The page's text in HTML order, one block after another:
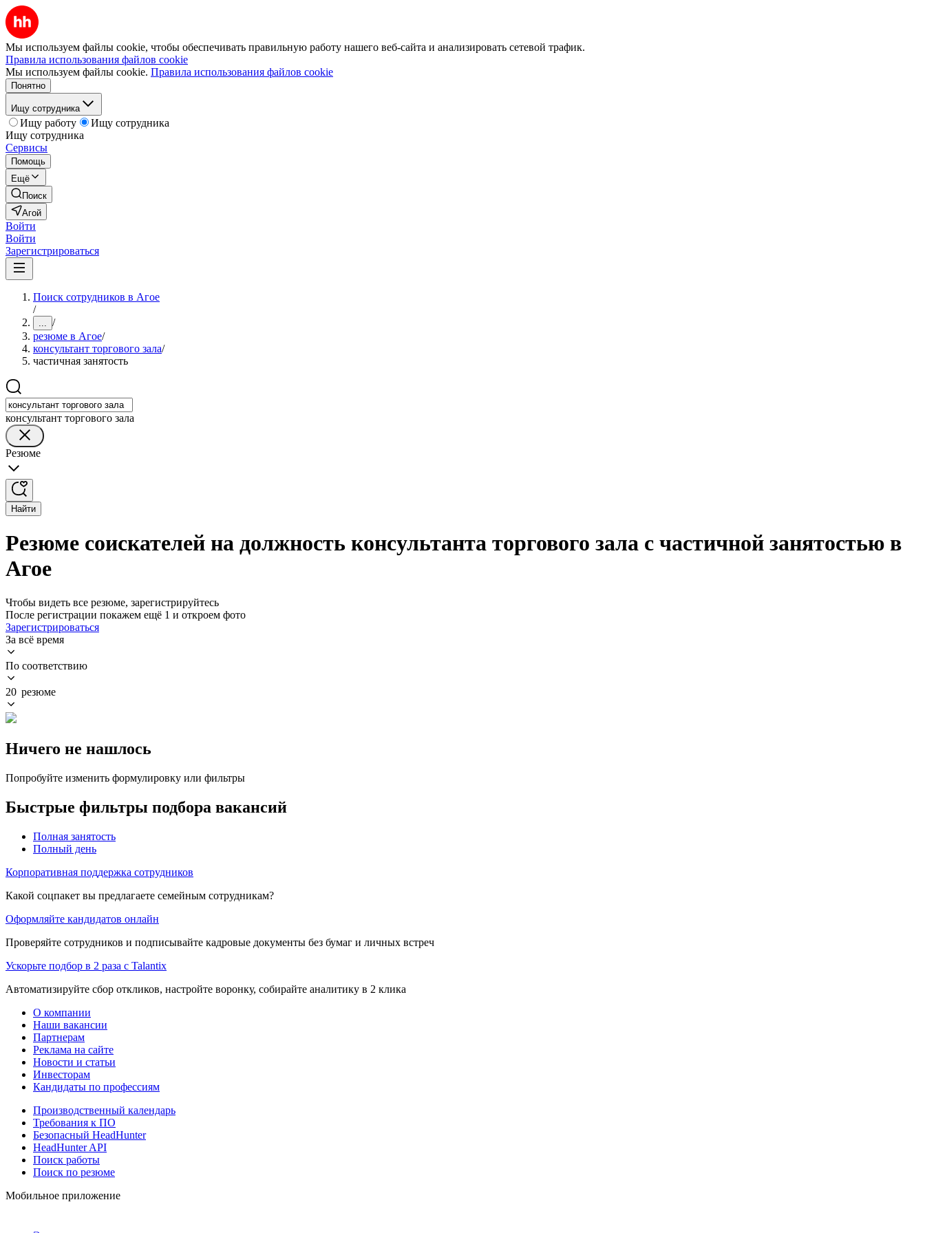
Мы используем файлы cookie, чтобы обеспечивать правильную работу нашего веб-сайта и анализировать сетевой трафик.
Правила использования файлов cookie
Мы используем файлы cookie. Правила использования файлов cookie
Понятно
Ищу сотрудника
Ищу работу
Ищу сотрудника
Ищу сотрудника
Сервисы
Помощь
Ещё
Поиск
Агой
Войти
Войти
Зарегистрироваться
Поиск сотрудников в Агое
/
... /
резюме в Агое/
консультант торгового зала/
частичная занятость
консультант торгового зала
Резюме
Найти
Резюме соискателей на должность консультанта торгового зала с частичной занятостью в
Агое
Чтобы видеть все резюме, зарегистрируйтесь
После регистрации покажем ещё 1 и откроем фото
Зарегистрироваться
За всё время
По соответствию
20 резюме
Ничего не нашлось
Попробуйте изменить формулировку или фильтры
Быстрые фильтры подбора вакансий
Полная занятость
Полный день
Корпоративная поддержка сотрудников
Какой соцпакет вы предлагаете семейным сотрудникам?
Оформляйте кандидатов онлайн
Проверяйте сотрудников и подписывайте кадровые документы без бумаг и личных встреч
Ускорьте подбор в 2 раза с Talantix
Автоматизируйте сбор откликов, настройте воронку, собирайте аналитику в 2 клика
О компании
Наши вакансии
Партнерам
Реклама на сайте
Новости и статьи
Инвесторам
Кандидаты по профессиям
Производственный календарь
Требования к ПО
Безопасный HeadHunter
HeadHunter API
Поиск работы
Поиск по резюме
Мобильное приложение